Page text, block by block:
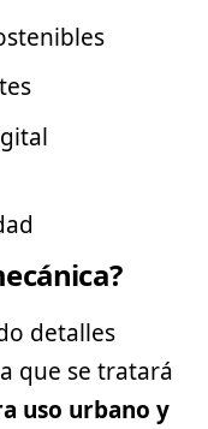
detalles
que se tratará
uso urbano y